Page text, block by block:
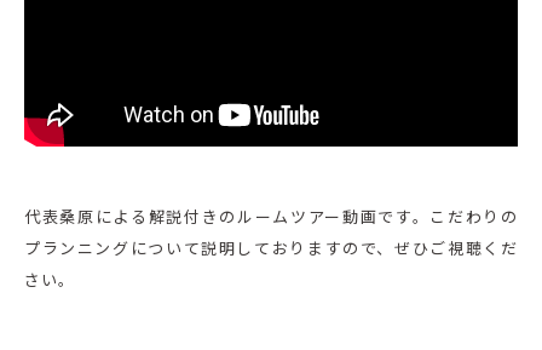
代表桑原による解説付きのルームツアー動画です。こだわりの
プランニングについて説明しておりますので、ぜひご視聴くだ
さい。